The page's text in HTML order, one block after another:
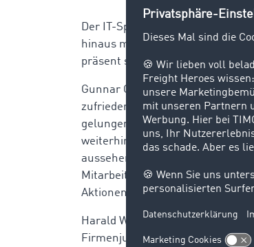
Der IT-Spezialist wird weiter auf
hinaus mit einem großen
präsent sein.
Gunnar Gburek,
zufrieden mit der Kooperation
gelungene Video-Recruiting
weiterhin wichtig, unsere Marke
aussehen kann. Es freut uns
Mitarbeitenden noch mehr von
Aktionen realisieren werden.“
Harald Wirtz, Geschäftsführer
Firmenjubiläum ganz herzlich